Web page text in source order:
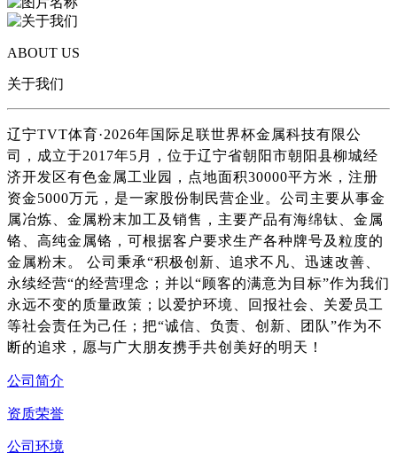
ABOUT US
关于我们
辽宁TVT体育·2026年国际足联世界杯金属科技有限公
司，成立于2017年5月，位于辽宁省朝阳市朝阳县柳城经
济开发区有色金属工业园，点地面积30000平方米，注册
资金5000万元，是一家股份制民营企业。公司主要从事金
属冶炼、金属粉末加工及销售，主要产品有海绵钛、金属
铬、高纯金属铬，可根据客户要求生产各种牌号及粒度的
金属粉末。 公司秉承“积极创新、追求不凡、迅速改善、
永续经营“的经营理念；并以“顾客的满意为目标”作为我们
永远不变的质量政策；以爱护环境、回报社会、关爱员工
等社会责任为己任；把“诚信、负责、创新、团队”作为不
断的追求，愿与广大朋友携手共创美好的明天！
公司简介
资质荣誉
公司环境